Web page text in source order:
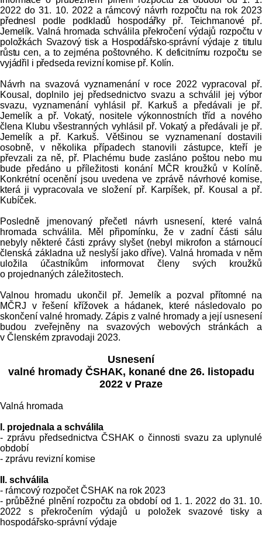
2022 do 31. 10. 2022 a rámcový návrh rozpočtu na rok 2023
přednesl podle podkladů hospodářky př. Teichmanové př.
Jemelík. Valná hromada schválila překročení výdajů rozpočtu v
položkách Svazový tisk a Hospodářsko-správní výdaje z titulu
růstu cen, a to zejména poštovného. K deficitnímu rozpočtu se
vyjádřil i předseda revizní komise př. Kolín.
Návrh na svazová vyznamenání v roce 2022 vypracoval př.
Kousal, doplnilo jej předsednictvo svazu a schválil jej výbor
svazu, vyznamenání vyhlásil př. Karkuš a předávali je př.
Jemelík a př. Vokatý, nositele výkonnostních tříd a nového
člena Klubu všestranných vyhlásil př. Vokatý a předávali je př.
Jemelík a př. Karkuš. Většinou se vyznamenaní dostavili
osobně, v několika případech stanovili zástupce, kteří je
převzali za ně, př. Plachému bude zasláno poštou nebo mu
bude předáno u příležitosti konání MČR kroužků v Kolíně.
Konkrétní ocenění jsou uvedena ve zprávě návrhové komise,
která ji vypracovala ve složení př. Karpíšek, př. Kousal a př.
Kubíček.
Posledně jmenovaný přečetl návrh usnesení, které valná
hromada schválila. Měl připomínku, že v zadní části sálu
nebyly některé části zprávy slyšet (nebyl mikrofon a stárnoucí
členská základna už neslyší jako dříve). Valná hromada v něm
uložila účastníkům informovat členy svých kroužků
o projednaných záležitostech.
Valnou hromadu ukončil př. Jemelík a pozval přítomné na
MČRJ v řešení křížovek a hádanek, které následovalo po
skončení valné hromady. Zápis z valné hromady a její usnesení
budou zveřejněny na svazových webových stránkách a
v Členském zpravodaji 2023.
Usnesení
valné hromady ČSHAK, konané dne 26. listopadu
2022 v Praze
Valná hromada
I. projednala a schválila
- zprávu předsednictva ČSHAK o činnosti svazu za uplynulé
období
- zprávu revizní komise
II. schválila
- rámcový rozpočet ČSHAK na rok 2023
- průběžné plnění rozpočtu za období od 1. 1. 2022 do 31. 10.
2022 s překročením výdajů u položek svazové tisky a
hospodářsko-správní výdaje